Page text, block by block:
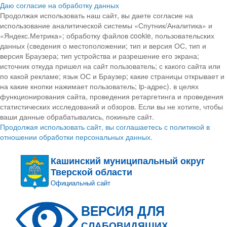
Даю согласие на обработку данных
Продолжая использовать наш сайт, вы даете согласие на
использование аналитической системы «Спутник/Аналитика» и
«Яндекс.Метрика»; обработку файлов cookie, пользовательских
данных (сведения о местоположении; тип и версия ОС, тип и
версия Браузера; тип устройства и разрешение его экрана;
источник откуда пришел на сайт пользователь; с какого сайта или
по какой рекламе; язык ОС и Браузер; какие страницы открывает и
на какие кнопки нажимает пользователь; ip-адрес). в целях
функционирования сайта, проведения ретаргетинга и проведения
статистических исследований и обзоров. Если вы не хотите, чтобы
ваши данные обрабатывались, покиньте сайт.
Продолжая использовать сайт, вы соглашаетесь с политикой в
отношении обработки персональных данных.